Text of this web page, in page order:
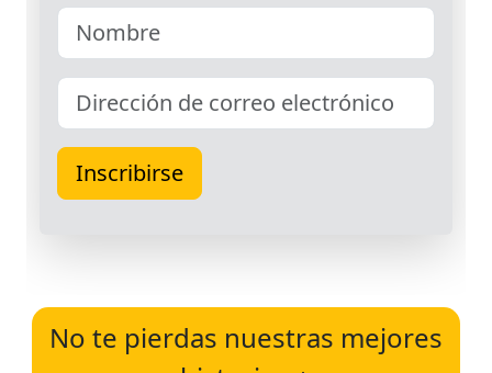
No te pierdas nuestras mejores